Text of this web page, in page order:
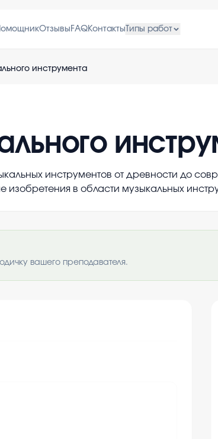
Отзывы FAQКонтакты Типы работ
инструмента
инструментов от древности до
в области музыкальных
вашего преподавателя.